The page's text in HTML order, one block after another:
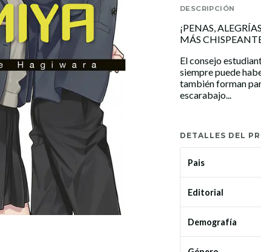
DESCRIPCIÓN
¡PENAS,
MÁS
El consejo
siempre puede
también forman
escarabajo...
DETALLES DEL
Pais
Editorial
Demografía